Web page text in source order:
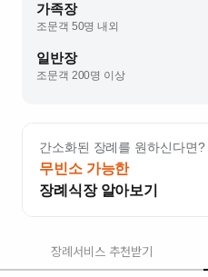
가족장
조문객 50명 내외
일반장
조문객 200명 이상
간소화된 장례를 원하신다면?
무빈소 가능한
장례식장 알아보기
장례서비스 추천받기